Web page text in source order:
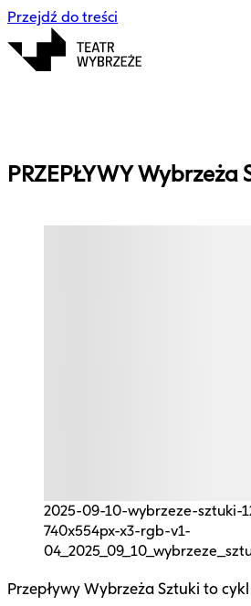
Przejdź do treści
PRZEPŁYWY Wybrzeża
2025-09-10-wybrzeze-sztuki-
740x554px-x3-rgb-v1-
Przepływy Wybrzeża Sztuki to